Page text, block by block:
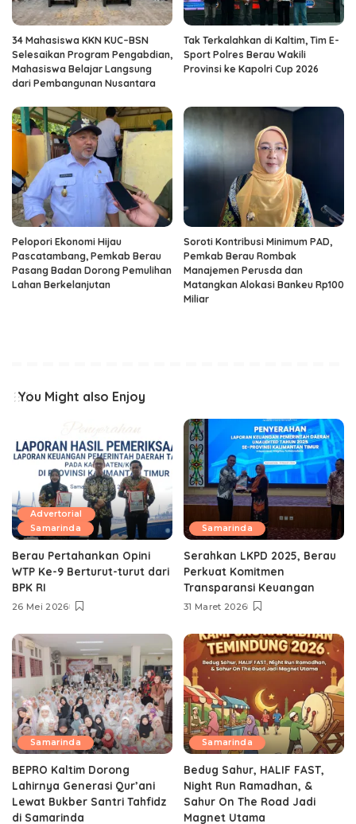
34 Mahasiswa KKN KUC–BSN
Selesaikan Program Pengabdian,
Mahasiswa Belajar Langsung
dari Pembangunan Nusantara
Tak Terkalahkan di Kaltim, Tim E-
Sport Polres Berau Wakili
Provinsi ke Kapolri Cup 2026
Pelopori Ekonomi Hijau
Pascatambang, Pemkab Berau
Pasang Badan Dorong Pemulihan
Lahan Berkelanjutan
Soroti Kontribusi Minimum PAD,
Pemkab Berau Rombak
Manajemen Perusda dan
Matangkan Alokasi Bankeu Rp100
Miliar
You Might also Enjoy
Advertorial
Samarinda
Berau Pertahankan Opini
WTP Ke-9 Berturut-turut dari
BPK RI
26 Mei 2026
Samarinda
Serahkan LKPD 2025, Berau
Perkuat Komitmen
Transparansi Keuangan
31 Maret 2026
Samarinda
BEPRO Kaltim Dorong
Lahirnya Generasi Qur’ani
Lewat Bukber Santri Tahfidz
di Samarinda
Samarinda
Bedug Sahur, HALIF FAST,
Night Run Ramadhan, &
Sahur On The Road Jadi
Magnet Utama